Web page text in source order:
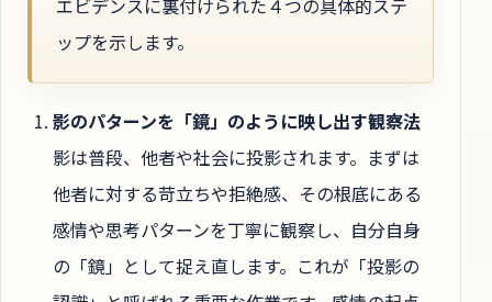
ップを示します。
影のパターンを「鏡」のように映し出す観察法
影は普段、他者や社会に投影されます。まずは
他者に対する苛立ちや拒絶感、その根底にある
感情や思考パターンを丁寧に観察し、自分自身
の「鏡」として捉え直します。これが「投影の